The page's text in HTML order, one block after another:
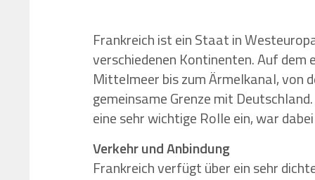
Frankreich ist ein Staat in
verschiedenen Kontinenten. Auf
Mittelmeer bis zum Ärmelkanal, von
gemeinsame Grenze mit
eine sehr wichtige Rolle ein, war
Verkehr und Anbindung
Frankreich verfügt über ein sehr